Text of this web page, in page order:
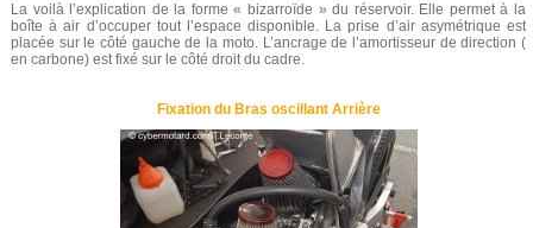
La voilà l’explication de la forme « bizarroïde » du réservoir. Elle permet à la
boîte à air d’occuper tout l’espace disponible. La prise d’air asymétrique est
placée sur le côté gauche de la moto. L’ancrage de l’amortisseur de direction (
en carbone) est fixé sur le côté droit du cadre.
Fixation du Bras oscillant Arrière